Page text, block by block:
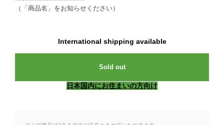
（「商品名」をお知らせください）
International shipping available
Sold out
日本国内にお住まいの方向け